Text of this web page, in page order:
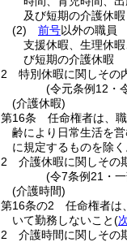
及び短期の介護休暇
(2)
前号以外の職員
支援休暇、生理休
び短期の介護休暇
2
特別休暇に関しその
(令元条例12・
(介護休暇)
第16条
任命権者は、
齢により日常生活を
に規定するものを除
2
介護休暇に関しその
(令7条例21・
(介護時間)
第16条の2
任命権者は
いて勤務しないこと(
2
介護時間に関しその